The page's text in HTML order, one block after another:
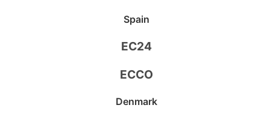
Spain
EC24
ECCO
Denmark